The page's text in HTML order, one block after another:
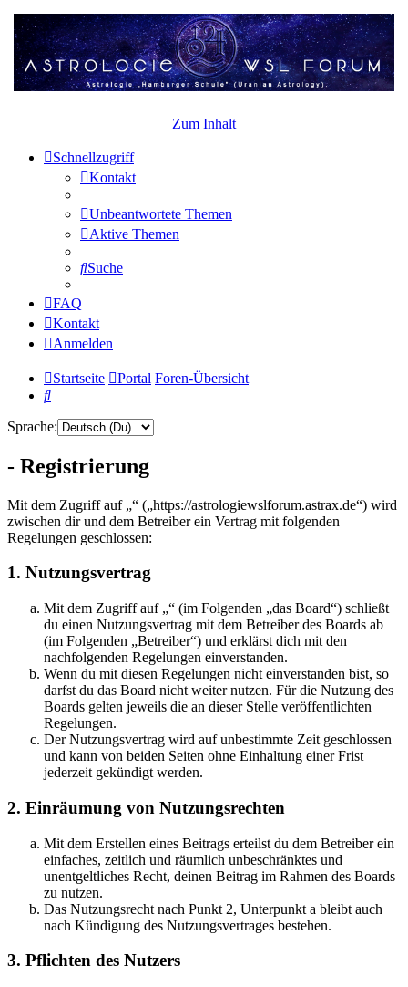
Zum Inhalt
Schnellzugriff
Kontakt
Unbeantwortete Themen
Aktive Themen
Suche
FAQ
Kontakt
Anmelden
Startseite Portal Foren-Übersicht
Suche
Sprache:
- Registrierung
Mit dem Zugriff auf „“ („https://astrologiewslforum.astrax.de“) wird
zwischen dir und dem Betreiber ein Vertrag mit folgenden
Regelungen geschlossen:
1. Nutzungsvertrag
Mit dem Zugriff auf „“ (im Folgenden „das Board“) schließt
du einen Nutzungsvertrag mit dem Betreiber des Boards ab
(im Folgenden „Betreiber“) und erklärst dich mit den
nachfolgenden Regelungen einverstanden.
Wenn du mit diesen Regelungen nicht einverstanden bist, so
darfst du das Board nicht weiter nutzen. Für die Nutzung des
Boards gelten jeweils die an dieser Stelle veröffentlichten
Regelungen.
Der Nutzungsvertrag wird auf unbestimmte Zeit geschlossen
und kann von beiden Seiten ohne Einhaltung einer Frist
jederzeit gekündigt werden.
2. Einräumung von Nutzungsrechten
Mit dem Erstellen eines Beitrags erteilst du dem Betreiber ein
einfaches, zeitlich und räumlich unbeschränktes und
unentgeltliches Recht, deinen Beitrag im Rahmen des Boards
zu nutzen.
Das Nutzungsrecht nach Punkt 2, Unterpunkt a bleibt auch
nach Kündigung des Nutzungsvertrages bestehen.
3. Pflichten des Nutzers